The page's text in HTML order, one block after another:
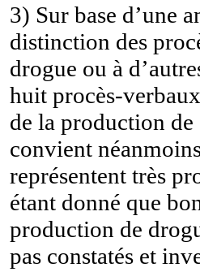
3) Sur base d’une
distinction des
drogue ou à
huit procès-
de la production de
convient
représentent très
étant donné que
production de
pas constatés et